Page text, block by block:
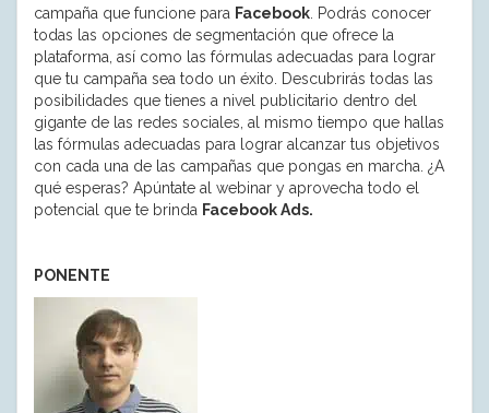
campaña que funcione para Facebook . Podrás conocer
todas las opciones de segmentación que ofrece la
plataforma, así como las fórmulas adecuadas para lograr
que tu campaña sea todo un éxito. Descubrirás todas las
posibilidades que tienes a nivel publicitario dentro del
gigante de las redes sociales, al mismo tiempo que hallas
las fórmulas adecuadas para lograr alcanzar tus objetivos
con cada una de las campañas que pongas en marcha. ¿A
qué esperas? Apúntate al webinar y aprovecha todo el
potencial que te brinda Facebook Ads.
PONENTE